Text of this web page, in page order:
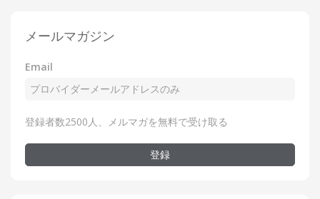
メールマガジン
Email
登録者数2500人、メルマガを無料で受け取る
登録